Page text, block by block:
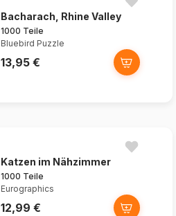
Bacharach, Rhine Valley
1000 Teile
Bluebird Puzzle
13,95 €
Katzen im Nähzimmer
1000 Teile
Eurographics
12,99 €